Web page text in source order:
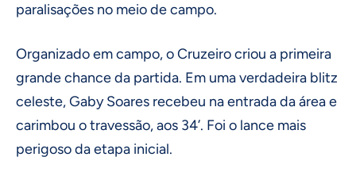
paralisações no meio de campo.
Organizado em campo, o Cruzeiro criou a primeira
grande chance da partida. Em uma verdadeira blitz
celeste, Gaby Soares recebeu na entrada da área e
carimbou o travessão, aos 34’. Foi o lance mais
perigoso da etapa inicial.